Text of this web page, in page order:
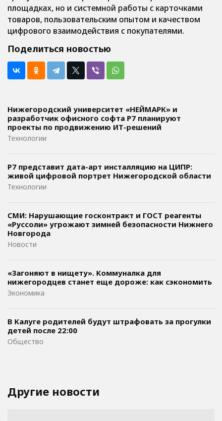
площадках, но и системной работы с карточками
товаров, пользовательским опытом и качеством
цифрового взаимодействия с покупателями.
Поделиться новостью
Нижегородский университет «НЕЙМАРК» и
разработчик офисного софта P7 планируют
проекты по продвижению ИТ-решений
Технологии
Р7 представит дата-арт инсталляцию на ЦИПР:
живой цифровой портрет Нижегородской области
Технологии
СМИ: Нарушающие госконтракт и ГОСТ реагенты
«Руссоли» угрожают зимней безопасности Нижнего
Новгорода
Новости
«Загоняют в нищету». Коммуналка для
нижегородцев станет еще дороже: как сэкономить
Экономика
В Калуге родителей будут штрафовать за прогулки
детей после 22:00
Общество
Другие новости